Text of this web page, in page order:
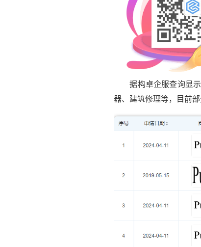
据构卓企服查询显示，
器、建筑修理等，目前部